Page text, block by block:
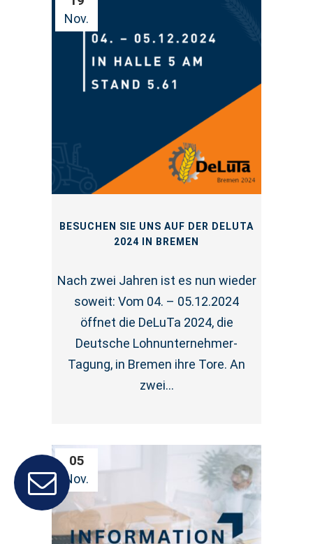
Nov.
BESUCHEN SIE UNS AUF DER DELUTA
2024 IN BREMEN
Nach zwei Jahren ist es nun wieder
soweit: Vom 04. – 05.12.2024
öffnet die DeLuTa 2024, die
Deutsche Lohnunternehmer-
Tagung, in Bremen ihre Tore. An
zwei...
05
Nov.